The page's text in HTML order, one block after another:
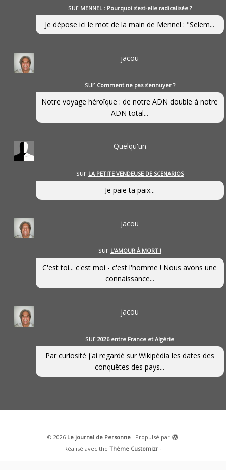
sur MENNEL : Pourquoi s’est-elle radicalisée ?
Je dépose ici le mot de la main de Mennel : "Selem...
jacou
sur Comment ne pas s’ennuyer ?
Notre voyage héroîque : de notre ADN double à notre
ADN total...
Quelqu'un
sur LA PETITE VENDEUSE DE SCENARIOS
Je paie ta paix...
jacou
sur L’AMOUR À MORT !
C'est toi... c'est moi - c'est l'homme ! Nous avons une
connaissance...
jacou
sur2026 entre France et Algérie
Par curiosité j'ai regardé sur Wikipédia les dates des
conquêtes des pays...
· © 2026 Le journal de Personne· Propulsé par
·
Réalisé avec theThème Customizr ·